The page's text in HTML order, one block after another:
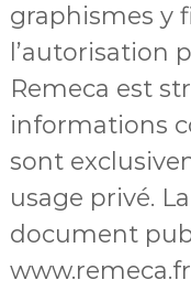
graphismes y
l’autorisation
Remeca est
informations
sont
usage privé.
document